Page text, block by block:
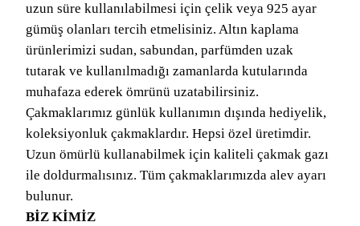
uzun süre kullanılabilmesi için çelik veya 925 ayar
gümüş olanları tercih etmelisiniz. Altın kaplama
ürünlerimizi sudan, sabundan, parfümden uzak
tutarak ve kullanılmadığı zamanlarda kutularında
muhafaza ederek ömrünü uzatabilirsiniz.
Çakmaklarımız günlük kullanımın dışında hediyelik,
koleksiyonluk çakmaklardır. Hepsi özel üretimdir.
Uzun ömürlü kullanabilmek için kaliteli çakmak gazı
ile doldurmalısınız. Tüm çakmaklarımızda alev ayarı
bulunur.
BİZ KİMİZ